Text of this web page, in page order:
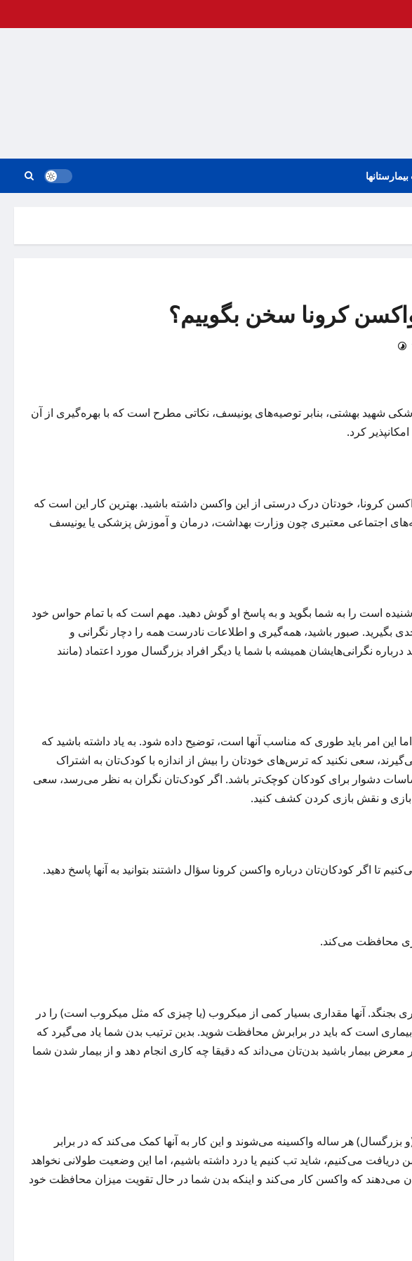
کرونا سخن بگوییم؟
شهید بهشتی، بنابر توصیه‌های یونیسف، نکاتی مطرح است که با بهره‌گیری از آن
کرد.
کرونا،‌ خودتان درک درستی از این واکسن داشته باشید. بهترین کار این است که
اجتماعی معتبری چون وزارت بهداشت، درمان و آموزش پزشکی یا یونیسف
است را به شما بگوید و به پاسخ او گوش دهید. مهم است که با تمام حواس خود
بگیرید. صبور باشید، همه‌گیری و اطلاعات نادرست همه را دچار نگرانی و
نگرانی‌هایشان همیشه با شما یا دیگر افراد بزرگسال مورد اعتماد (مانند
این امر باید طوری که مناسب آنها است،‌ توضیح داده شود. به یاد داشته باشید که
سعی نکنید که ترس‌های خودتان را بیش از اندازه با کودک‌تان به اشتراک
دشوار برای کودکان کوچک‌تر باشد. اگر کودک‌تان نگران به نظر می‌رسد، سعی
بازی و نقش بازی کردن کشف کنید.
تا اگر کودکان‌تان درباره واکسن کرونا سؤال داشتند بتوانید به آنها پاسخ دهید.
محافظت می‌کند.
بجنگد. آنها مقداری بسیار کمی از میکروب (یا چیزی که مثل میکروب است) را در
است که باید در برابرش محافظت شوید. بدین ترتیب بدن شما یاد می‌گیرد که
معرض بیمار باشید بدن‌تان می‌داند که دقیقا چه کاری انجام دهد و از بیمار شدن شما
بزرگسال) هر ساله واکسینه می‌شوند و این کار به آنها کمک می‌کند که در برابر
می‌کنیم، شاید تب کنیم یا درد داشته باشیم، اما این وضعیت طولانی نخواهد
می‌دهند که واکسن کار می‌کند و اینکه بدن شما در حال تقویت میزان محافظت خود